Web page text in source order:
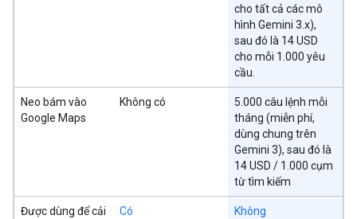
cho tất cả các mô
hình Gemini 3.x),
sau đó là 14 USD
cho mỗi 1.000 yêu
cầu.
Neo bám vào
Google Maps
Không có
5.000 câu lệnh mỗi
tháng (miễn phí,
dùng chung trên
Gemini 3), sau đó là
14 USD / 1.000 cụm
từ tìm kiếm
Được dùng để cải
Có Không